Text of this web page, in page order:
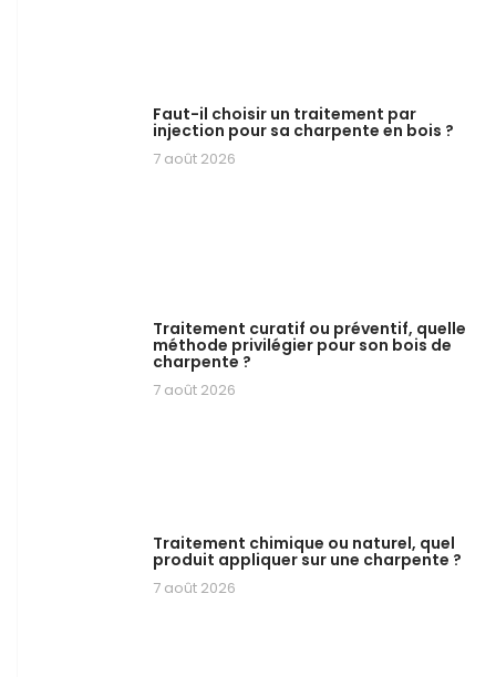
Faut-il choisir un traitement par
injection pour sa charpente en bois ?
7 août 2026
Traitement curatif ou préventif, quelle
méthode privilégier pour son bois de
charpente ?
7 août 2026
Traitement chimique ou naturel, quel
produit appliquer sur une charpente ?
7 août 2026